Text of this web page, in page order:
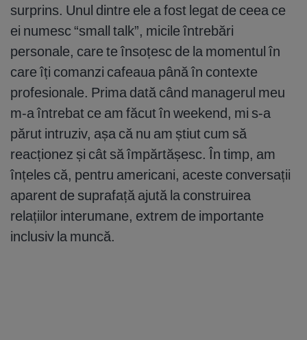
surprins. Unul dintre ele a fost legat de ceea ce
ei numesc “small talk”, micile întrebări
personale, care te însoțesc de la momentul în
care îți comanzi cafeaua până în contexte
profesionale. Prima dată când managerul meu
m-a întrebat ce am făcut în weekend, mi s-a
părut intruziv, așa că nu am știut cum să
reacționez și cât să împărtășesc. În timp, am
înțeles că, pentru americani, aceste conversații
aparent de suprafață ajută la construirea
relațiilor interumane, extrem de importante
inclusiv la muncă.